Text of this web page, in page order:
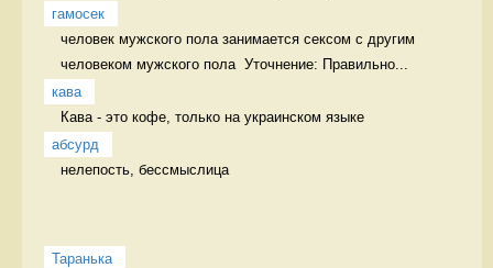
гамосек
человек мужского пола занимается сексом с другим
человеком мужского пола  Уточнение: Правильно...
кава
Кава - это кофе, только на украинском языке
абсурд
нелепость, бессмыслица
Таранька